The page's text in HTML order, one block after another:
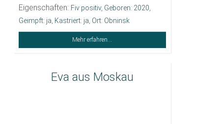
Eigenschaften: Fiv positiv, Geboren: 2020
Geimpft: ja Kastriert: ja Ort: Obninsk
Mehr erfahren...
Eva aus Moskau